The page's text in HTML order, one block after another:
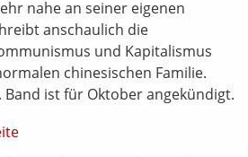
nahe an seiner eigenen
anschaulich die
und Kapitalismus
chinesischen Familie.
Band ist für Oktober angekündigt.